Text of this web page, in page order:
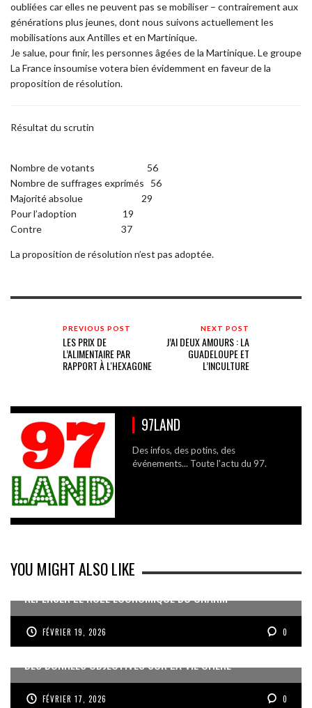
oubliées car elles ne peuvent pas se mobiliser – contrairement aux
générations plus jeunes, dont nous suivons actuellement les
mobilisations aux Antilles et en Martinique.
Je salue, pour finir, les personnes âgées de la Martinique. Le groupe
La France insoumise votera bien évidemment en faveur de la
proposition de résolution.
Résultat du scrutin
Nombre de votants 56
Nombre de suffrages exprimés 56
Majorité absolue 29
Pour l’adoption 19
Contre 37
La proposition de résolution n’est pas adoptée.
PREVIOUS POST
LES PRIX DE
L’ALIMENTAIRE PAR
RAPPORT À L'HEXAGONE
NEXT POST
J’AI DEUX AMOURS : LA
GUADELOUPE ET
L’INCULTURE
97LAND
Des infos, des potins, des
événements... Toute l'actu du 97.
YOU MIGHT ALSO LIKE
REPENSER LE RÔLE ÉCONOMIQUE DU CNARM
FÉVRIER 19, 2026 0
DES DONNÉES OBJECTIVES SUR LA VIE CHÈRE
FÉVRIER 17, 2026 0